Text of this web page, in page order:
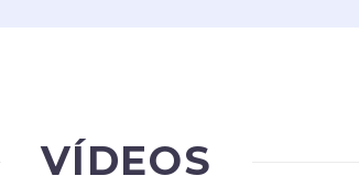
VÍDEOS